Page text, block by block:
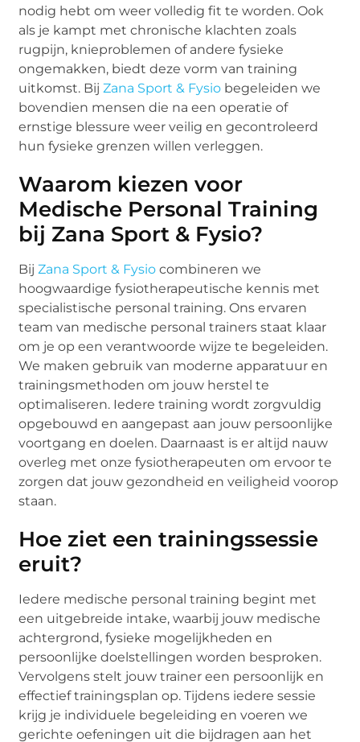
nodig hebt om weer volledig fit te worden. Ook
als je kampt met chronische klachten zoals
rugpijn, knieproblemen of andere fysieke
ongemakken, biedt deze vorm van training
uitkomst. BijZana Sport & Fysio begeleiden we
bovendien mensen die na een operatie of
ernstige blessure weer veilig en gecontroleerd
hun fysieke grenzen willen verleggen.
Waarom kiezen voor
Medische Personal Training
bij Zana Sport & Fysio?
BijZana Sport & Fysio combineren we
hoogwaardige fysiotherapeutische kennis met
specialistische personal training. Ons ervaren
team van medische personal trainers staat klaar
om je op een verantwoorde wijze te begeleiden.
We maken gebruik van moderne apparatuur en
trainingsmethoden om jouw herstel te
optimaliseren. Iedere training wordt zorgvuldig
opgebouwd en aangepast aan jouw persoonlijke
voortgang en doelen. Daarnaast is er altijd nauw
overleg met onze fysiotherapeuten om ervoor te
zorgen dat jouw gezondheid en veiligheid voorop
staan.
Hoe ziet een trainingssessie
eruit?
Iedere medische personal training begint met
een uitgebreide intake, waarbij jouw medische
achtergrond, fysieke mogelijkheden en
persoonlijke doelstellingen worden besproken.
Vervolgens stelt jouw trainer een persoonlijk en
effectief trainingsplan op. Tijdens iedere sessie
krijg je individuele begeleiding en voeren we
gerichte oefeningen uit die bijdragen aan het